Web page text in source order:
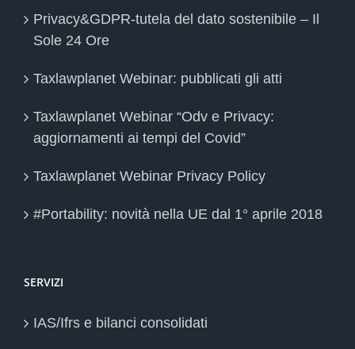
Privacy&GDPR-tutela del dato sostenibile – Il
Sole 24 Ore
Taxlawplanet Webinar: pubblicati gli atti
Taxlawplanet Webinar “Odv e Privacy:
aggiornamenti ai tempi del Covid”
Taxlawplanet Webinar Privacy Policy
#Portability: novità nella UE dal 1° aprile 2018
SERVIZI
IAS/Ifrs e bilanci consolidati